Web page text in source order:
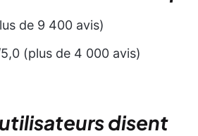
de 9 400 avis)
(plus de 4 000 avis)
disent